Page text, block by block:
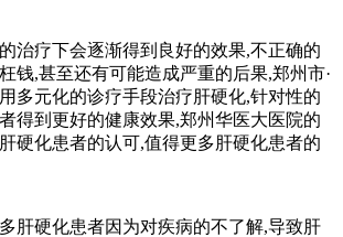
疗下会逐渐得到良好的效果,不正确的
钱,甚至还有可能造成严重的后果,郑州市·
多元化的诊疗手段治疗肝硬化,针对性的
得到更好的健康效果,郑州华医大医院的
硬化患者的认可,值得更多肝硬化患者的
硬化患者因为对疾病的不了解,导致肝